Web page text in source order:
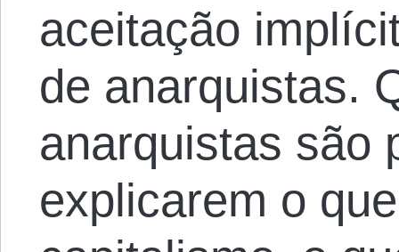
aceitação
de anarquistas.
anarquistas são
explicarem o